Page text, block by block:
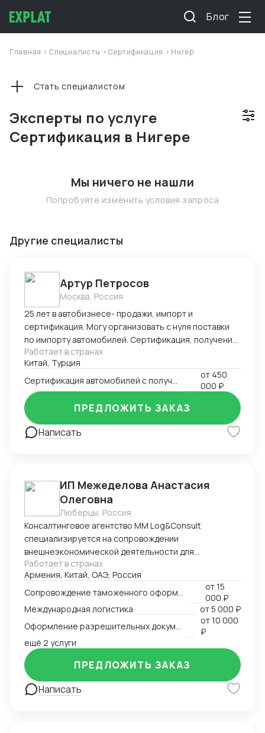
Блог
Главная >Специалисты >Сертификация > Нигер
Эксперты по услуге
Сертификация в Нигере
Стать специалистом
Мы ничего не нашли
Попробуйте изменить условия запроса
Другие специалисты
Артур Петросов
Москва, Россия
25 лет в автобизнесе- продажи, импорт и
сертификация. Могу организовать с нуля поставки
по импорту автомобилей. Сертификация, получение
ОТТС, Заключения НАМИ, установка ГЛОНАСС.
Поставки из Китая и Южной Кореи.
Работает в странах
Китай, Турция
от 450
000 ₽
Написать
ПРЕДЛОЖИТЬ ЗАКАЗ
ИП Межеделова Анастасия
Олеговна
Люберцы, Россия
Консалтинговое агентство MM Log&Consult
специализируется на сопровождении
внешнеэкономической деятельности для
участников международного рынка из России и
Армении. Наш опыт в сфере ВЭД более 13 лет
позволяет нам оказывать качественные
консалтинговые услуги для компаний, решивших
выйти на международный рынок. MM Log&Consult
поможет организовать международный бизнес в
Вашей компании в требуемых масштабах: -
организация и внедрение ВЭД с нуля; -
консультирование и разработка стратегии
внедрения ВЭД в компанию силами заказчика; -
сопровождение международной сделки разово или
Работает в странах
Армения, Китай, ОАЭ, Россия
от15
000 ₽
Международная логистика
от5 000 ₽
от10 000
₽
ещё 2 услуги
Написать
ПРЕДЛОЖИТЬ ЗАКАЗ